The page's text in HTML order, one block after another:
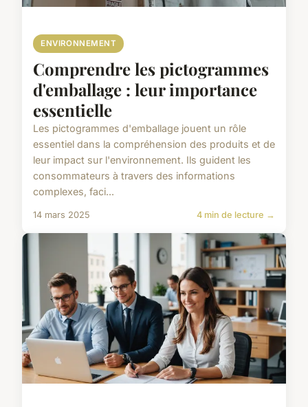
ENVIRONNEMENT
Comprendre les pictogrammes
d'emballage : leur importance
essentielle
Les pictogrammes d'emballage jouent un rôle
essentiel dans la compréhension des produits et de
leur impact sur l'environnement. Ils guident les
consommateurs à travers des informations
complexes, faci...
14 mars 2025 4 min de lecture →